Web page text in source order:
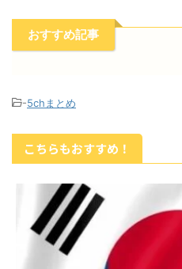
おすすめ記事
-5chまとめ
こちらもおすすめ！